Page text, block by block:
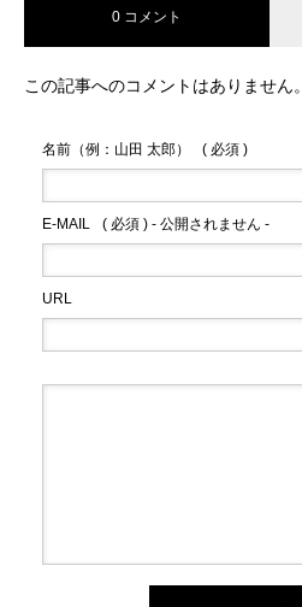
0 コメント
この記事へのコメントはありません。
名前（例：山田 太郎） ( 必須 )
E-MAIL ( 必須 ) - 公開されません -
URL